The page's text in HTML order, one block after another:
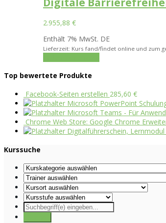
2.955,88 €
Enthält 7% MwSt. DE
Lieferzeit: Kurs fand/findet online und zum
Top bewertete Produkte
Facebook-Seiten erstellen 285,60 €
Microsoft PowerPoint
Microsoft Teams - Für
Chrome Web Store: Google Chrome
Digitalführerschein,
Kurssuche